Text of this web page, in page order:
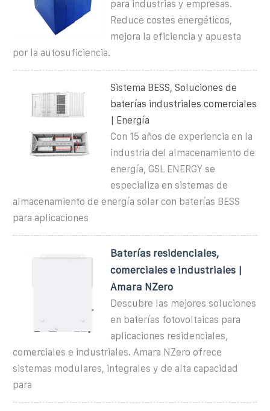
para industrias y empresas.
Reduce costes energéticos,
mejora la eficiencia y apuesta
por la autosuficiencia.
Sistema BESS, Soluciones de
baterías industriales comerciales
| Energía
Con 15 años de experiencia en la
industria del almacenamiento de
energía, GSL ENERGY se
especializa en sistemas de
almacenamiento de energía solar con baterías BESS
para aplicaciones
Baterías residenciales,
comerciales e industriales |
Amara NZero
Descubre las mejores soluciones
en baterías fotovoltaicas para
aplicaciones residenciales,
comerciales e industriales. Amara NZero ofrece
sistemas modulares, integrales y de alta capacidad
para